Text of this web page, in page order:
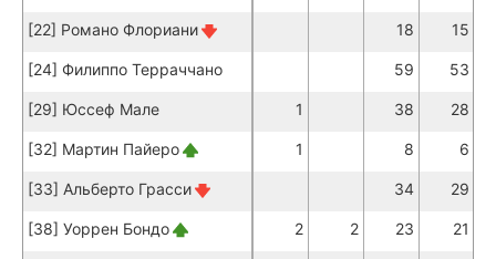
[22] Романо Флориани 18 15
[24] Филиппо Терраччано 59 53
[29] Юссеф Мале 1 38 28
[32] Мартин Пайеро 1 8 6
[33] Альберто Грасси 34 29
[38] Уоррен Бондо 2 2 23 21